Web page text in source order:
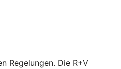
Regelungen. Die R+V